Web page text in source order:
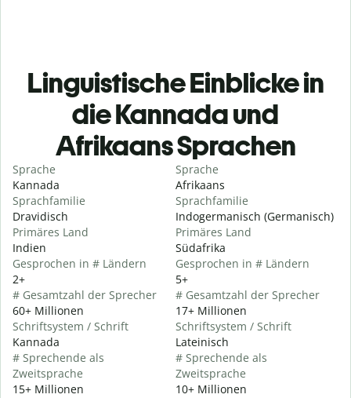
Linguistische Einblicke in
die Kannada und
Afrikaans Sprachen
Sprache
Kannada
Sprachfamilie
Dravidisch
Primäres Land
Indien
Gesprochen in # Ländern
2+
# Gesamtzahl der Sprecher
60+ Millionen
Schriftsystem / Schrift
Kannada
# Sprechende als
Zweitsprache
15+ Millionen
Sprache
Afrikaans
Sprachfamilie
Indogermanisch (Germanisch)
Primäres Land
Südafrika
Gesprochen in # Ländern
5+
# Gesamtzahl der Sprecher
17+ Millionen
Schriftsystem / Schrift
Lateinisch
# Sprechende als
Zweitsprache
10+ Millionen